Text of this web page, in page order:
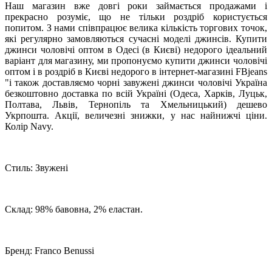
Наш магазин вже довгі роки займається продажами і
прекрасно розуміє, що не тільки роздріб користується
попитом. З нами співпрацює велика кількість торгових точок,
які регулярно замовляються сучасні моделі джинсів. Купити
джинси чоловічі оптом в Одесі (в Києві) недорого ідеальний
варіант для магазину, ми пропонуємо купити джинси чоловічі
оптом і в роздріб в Києві недорого в інтернет-магазині FBjeans
"і також доставляємо чорні завужені джинси чоловічі Україна
безкоштовно доставка по всій Україні (Одеса, Харків, Луцьк,
Полтава, Львів, Тернопіль та Хмельницький) дешево
Укрпошта. Акції, величезні знижки, у нас найнижчі ціни.
Колір Navy.
Стиль: Звужені
Склад: 98% бавовна, 2% еластан.
Бренд: Franco Benussi